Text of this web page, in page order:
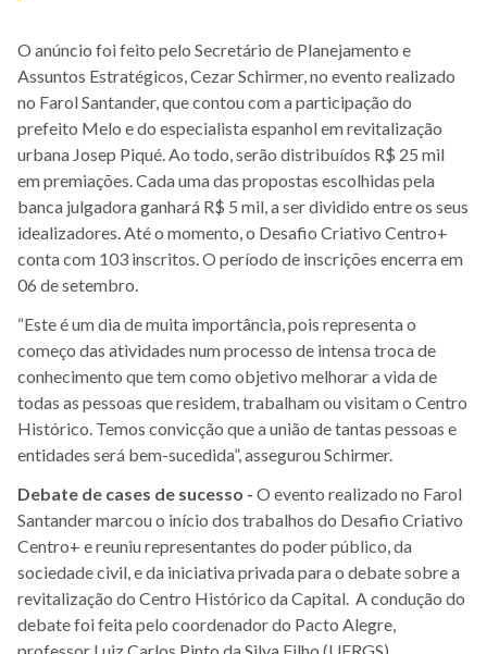
O anúncio foi feito pelo Secretário de Planejamento e
Assuntos Estratégicos, Cezar Schirmer, no evento realizado
no Farol Santander, que contou com a participação do
prefeito Melo e do especialista espanhol em revitalização
urbana Josep Piqué. Ao todo, serão distribuídos R$ 25 mil
em premiações. Cada uma das propostas escolhidas pela
banca julgadora ganhará R$ 5 mil, a ser dividido entre os seus
idealizadores. Até o momento, o Desafio Criativo Centro+
conta com 103 inscritos. O período de inscrições encerra em
06 de setembro.
“Este é um dia de muita importância, pois representa o
começo das atividades num processo de intensa troca de
conhecimento que tem como objetivo melhorar a vida de
todas as pessoas que residem, trabalham ou visitam o Centro
Histórico. Temos convicção que a união de tantas pessoas e
entidades será bem-sucedida”, assegurou Schirmer.
Debate de cases de sucesso - O evento realizado no Farol
Santander marcou o início dos trabalhos do Desafio Criativo
Centro+ e reuniu representantes do poder público, da
sociedade civil, e da iniciativa privada para o debate sobre a
revitalização do Centro Histórico da Capital. A condução do
debate foi feita pelo coordenador do Pacto Alegre,